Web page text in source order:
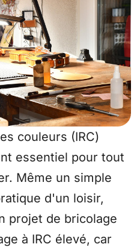
couleurs (IRC)
essentiel pour tout
Même un simple
d'un loisir,
projet de bricolage
à IRC élevé, car